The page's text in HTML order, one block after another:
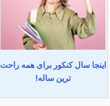
اینجا سال کنکور برای همه راحت
ترین ساله!